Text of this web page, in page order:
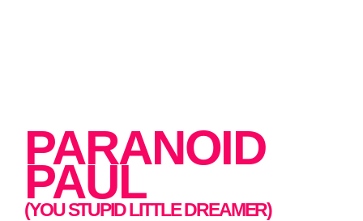
PARANOID
PAUL
(YOU STUPID LITTLE DREAMER)